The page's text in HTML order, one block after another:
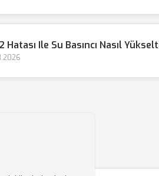
Ile Su Basıncı Nasıl